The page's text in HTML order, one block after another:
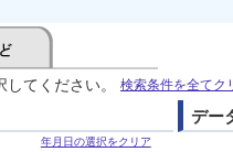
てください。 検索条件を全てク
年月日の選択をクリア
デー